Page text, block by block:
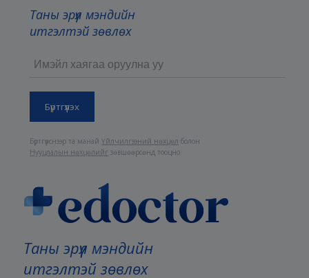
Таны эрүүл мэндийн
итгэлтэй зөвлөх
Таны эрүүл мэндийн
итгэлтэй зөвлөх
Бүртгүүлснээр та манайҮйлчилгээний нөхцөл болон
Нууцлалын нөхцөлийг зөвшөөрсөнд тооцно.